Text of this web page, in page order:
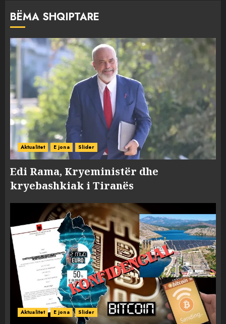
BËMA SHQIPTARE
Aktualitet E jona Slider
Edi Rama, Kryeministër dhe
kryebashkiak i Tiranës
Aktualitet E jona Slider